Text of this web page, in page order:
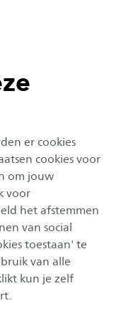
er cookies
cookies voor
om jouw
voor
het afstemmen
van social
toestaan' te
van alle
kun je zelf
slaapkamer
het project ‘de
werken
Jenny,
aan het
voor de
Dit project
door het
Ontwikkeling
met een
230.000